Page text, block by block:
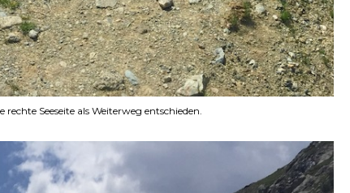
Seeseite als Weiterweg entschieden.